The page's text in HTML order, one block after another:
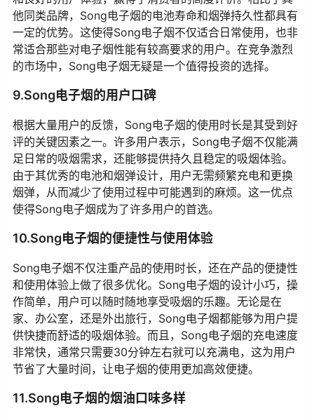
他同类品牌，Song电子烟的电池寿命和烟弹持久性都具有
一定的优势。这使得Song电子烟不仅适合日常使用，也非
常适合那些对电子烟性能有较高要求的用户。在竞争激烈
的市场中，Song电子烟无疑是一个值得投资的选择。
9.Song电子烟的用户口碑
根据大量用户的反馈，Song电子烟的使用时长是其受到好
评的关键因素之一。许多用户表示，Song电子烟不仅能满
足日常的吸烟需求，还能够提供持久且稳定的吸烟体验。
由于其优秀的电池和烟弹设计，用户无需频繁充电和更换
烟弹，从而减少了使用过程中可能遇到的麻烦。这一优点
使得Song电子烟成为了许多用户的首选。
10.Song电子烟的便捷性与使用体验
Song电子烟不仅注重产品的使用时长，还在产品的便捷性
和使用体验上做了很多优化。Song电子烟的设计小巧，操
作简单，用户可以随时随地享受吸烟的乐趣。无论是在
家、办公室，还是外出旅行，Song电子烟都能够为用户提
供快捷而舒适的吸烟体验。而且，Song电子烟的充电速度
非常快，通常只需要30分钟左右就可以充满电，这为用户
节省了大量时间，让电子烟的使用更加高效便捷。
11.Song电子烟的烟油口味多样